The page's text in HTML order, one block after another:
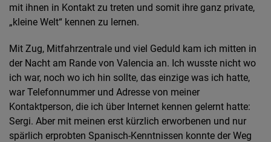
mit ihnen in Kontakt zu treten und somit ihre ganz private,
„kleine Welt“ kennen zu lernen.
Mit Zug, Mitfahrzentrale und viel Geduld kam ich mitten in
der Nacht am Rande von Valencia an. Ich wusste nicht wo
ich war, noch wo ich hin sollte, das einzige was ich hatte,
war Telefonnummer und Adresse von meiner
Kontaktperson, die ich über Internet kennen gelernt hatte:
Sergi. Aber mit meinen erst kürzlich erworbenen und nur
spärlich erprobten Spanisch-Kenntnissen konnte der Weg